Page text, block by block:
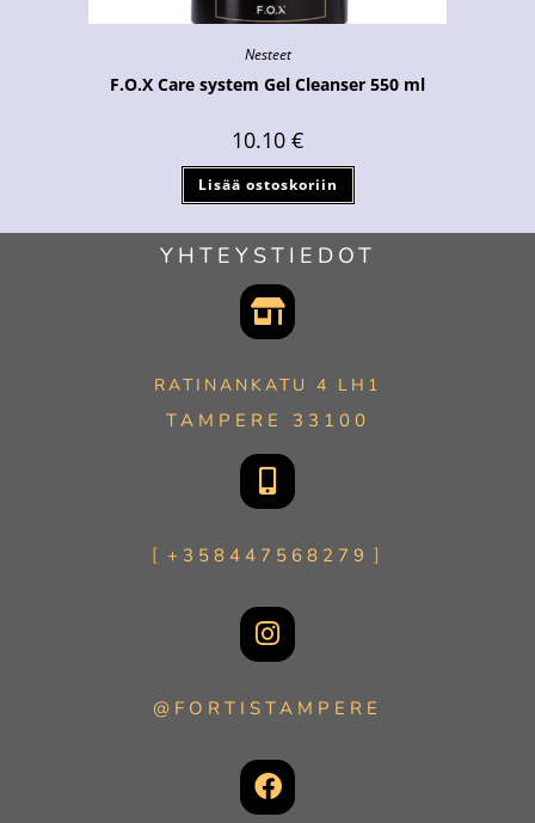
Nesteet
F.O.X Care system Gel Cleanser 550 ml
10.10 €
Lisää ostoskoriin
YHTEYSTIEDOT
RATINANKATU 4 LH1
TAMPERE 33100
+358447568279
@FORTISTAMPERE